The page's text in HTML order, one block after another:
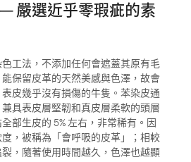
嚴選近乎零瑕疵的素
工法，不添加任何會遮蓋其原有毛
保留皮革的天然美感與色澤，故會
皮幾乎沒有損傷的牛隻。苯染皮通
具表皮層堅韌和真皮層柔軟的頭層
部生皮的 5% 左右，非常稀有。因
，被稱為「會呼吸的皮革」；相較
，隨著使用時間越久，色澤也越顯